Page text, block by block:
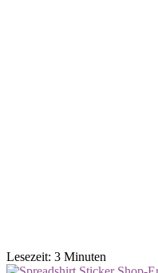
Lesezeit: 3 Minuten